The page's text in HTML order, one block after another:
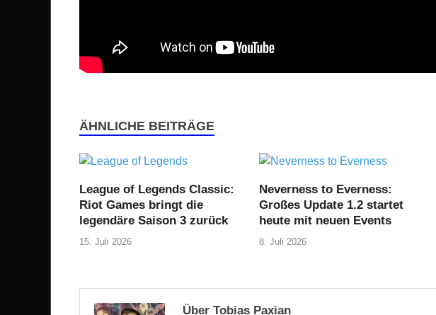
ÄHNLICHE BEITRÄGE
League of Legends Classic:
Riot Games bringt die
legendäre Saison 3 zurück
15. Juli 2026
Neverness to Everness:
Großes Update 1.2 startet
heute mit neuen Events
8. Juli 2026
Über Tobias Paxian